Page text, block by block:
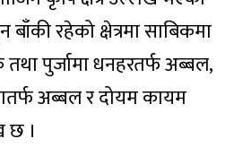
बाँकी रहेको क्षेत्रमा साबिकमा
पुर्जामा धनहरतर्फ अब्बल,
अब्बल र दोयम कायम
छ ।